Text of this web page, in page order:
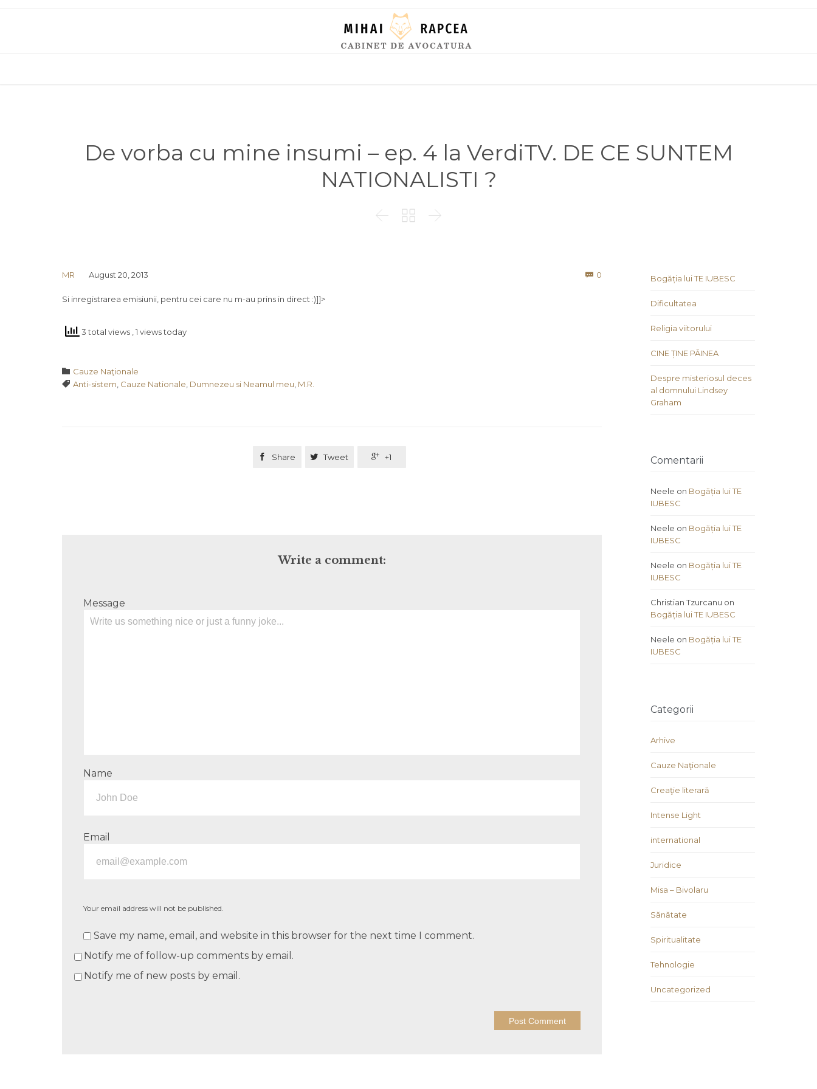
De vorba cu mine insumi – ep. 4 la VerdiTV. DE CE SUNTEM
NATIONALISTI ?
  
MR August 20, 2013  0
Si inregistrarea emisiunii, pentru cei care nu m-au prins in direct :)]]>
3 total views , 1 views today
 Category
Cauze Naţionale
 Tags
Anti-sistem Cauze Nationale Dumnezeu si Neamul meu M.R.
 Share  Tweet  +1
Write a comment:
Message
Name
Email
Your email address will not be published.
Save my name, email, and website in this browser for the next time I comment.
Notify me of follow-up comments by email.
Notify me of new posts by email.
Bogăția lui TE IUBESC
Dificultatea
Religia viitorului
CINE ȚINE PÂINEA
Despre misteriosul deces
al domnului Lindsey
Graham
Comentarii
Neele on Bogăția lui TE
IUBESC
Neele on Bogăția lui TE
IUBESC
Neele on Bogăția lui TE
IUBESC
Christian Tzurcanu on
Bogăția lui TE IUBESC
Neele on Bogăția lui TE
IUBESC
Categorii
Arhive
Cauze Naţionale
Creaţie literară
Intense Light
international
Juridice
Misa – Bivolaru
Sănătate
Spiritualitate
Tehnologie
Uncategorized